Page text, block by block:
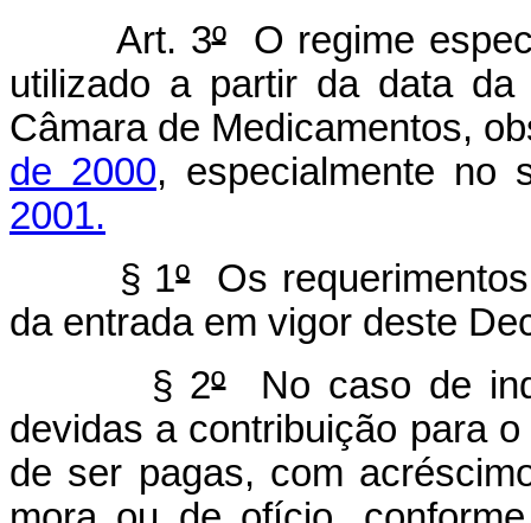
Art. 3ºO regime
utilizado a partir da data da
Câmara de Medicamentos,
de 2000, especialmente no
2001.
§ 1ºOs requerimentos
da entrada em vigor deste
§ 2ºNo caso de
devidas a contribuição para
de ser pagas, com